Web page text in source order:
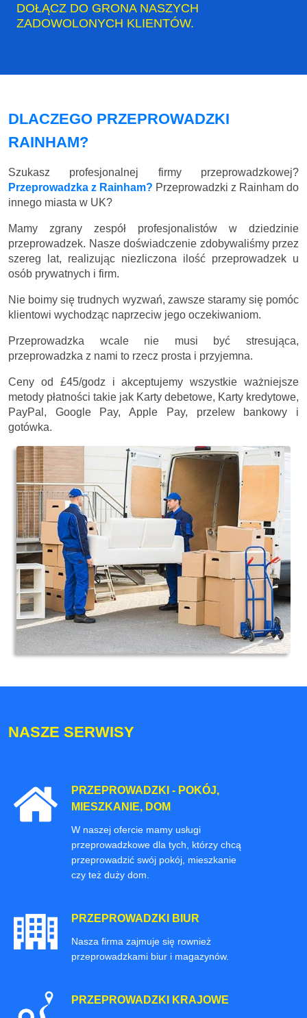
DOŁĄCZ DO GRONA NASZYCH
ZADOWOLONYCH KLIENTÓW.
DLACZEGO PRZEPROWADZKI
RAINHAM?
Szukasz profesjonalnej firmy przeprowadzkowej?
Przeprowadzka z Rainham? Przeprowadzki z Rainham do
innego miasta w UK?
Mamy zgrany zespół profesjonalistów w dziedzinie
przeprowadzek. Nasze doświadczenie zdobywaliśmy przez
szereg lat, realizując niezliczona ilość przeprowadzek u
osób prywatnych i firm.
Nie boimy się trudnych wyzwań, zawsze staramy się pomóc
klientowi wychodząc naprzeciw jego oczekiwaniom.
Przeprowadzka wcale nie musi być stresująca,
przeprowadzka z nami to rzecz prosta i przyjemna.
Ceny od £45/godz i akceptujemy wszystkie ważniejsze
metody płatności takie jak Karty debetowe, Karty kredytowe,
PayPal, Google Pay, Apple Pay, przelew bankowy i
gotówka.
NASZE SERWISY
PRZEPROWADZKI - POKÓJ,
MIESZKANIE, DOM
W naszej ofercie mamy usługi
przeprowadzkowe dla tych, którzy chcą
przeprowadzić swój pokój, mieszkanie
czy też duży dom.
PRZEPROWADZKI BIUR
Nasza firma zajmuje się rownież
przeprowadzkami biur i magazynów.
PRZEPROWADZKI KRAJOWE